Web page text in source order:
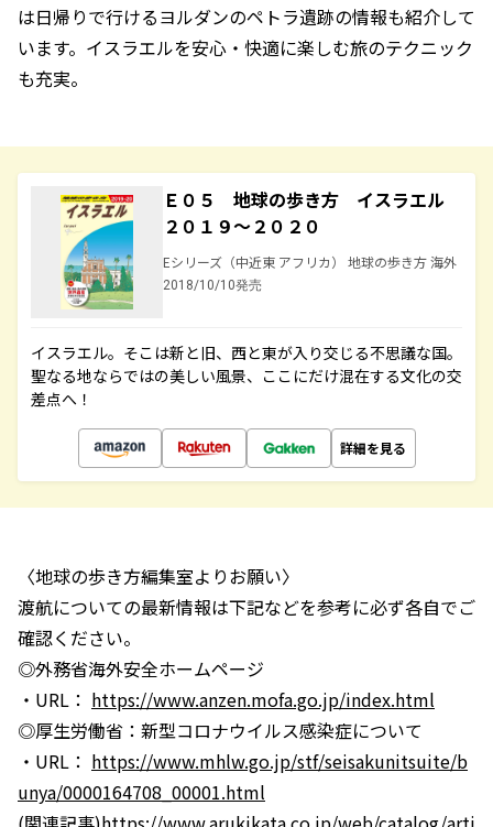
は日帰りで行けるヨルダンのペトラ遺跡の情報も紹介して
います。イスラエルを安心・快適に楽しむ旅のテクニック
も充実。
Ｅ０５ 地球の歩き方 イスラエル
２０１９～２０２０
Eシリーズ（中近東 アフリカ） 地球の歩き方 海外
2018/10/10発売
イスラエル。そこは新と旧、西と東が入り交じる不思議な国。
聖なる地ならではの美しい風景、ここにだけ混在する文化の交
差点へ！
詳細を見る
〈地球の歩き方編集室よりお願い〉
渡航についての最新情報は下記などを参考に必ず各自でご
確認ください。
◎外務省海外安全ホームページ
・URL： https://www.anzen.mofa.go.jp/index.html
◎厚生労働省：新型コロナウイルス感染症について
・URL： https://www.mhlw.go.jp/stf/seisakunitsuite/b
unya/0000164708_00001.html